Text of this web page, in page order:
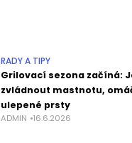
RADY A TIPY
Grilovací sezona začíná:
zvládnout mastnotu,
ulepené prsty
ADMIN 16.6.2026